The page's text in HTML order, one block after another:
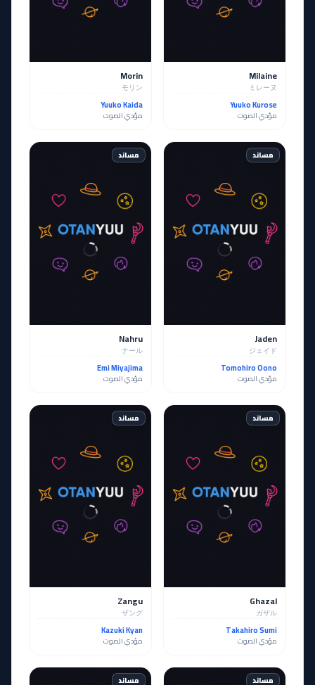
Milaine
ミレーヌ
Yuuko Kurose
مؤدي الصوت
Morin
モリン
Yuuko Kaida
مؤدي الصوت
مساند
Jaden
ジェイド
Tomohiro Oono
مؤدي الصوت
مساند
Nahru
ナール
Emi Miyajima
مؤدي الصوت
مساند
Ghazal
ガザル
Takahiro Sumi
مؤدي الصوت
مساند
Zangu
ザング
Kazuki Kyan
مؤدي الصوت
مساند مساند